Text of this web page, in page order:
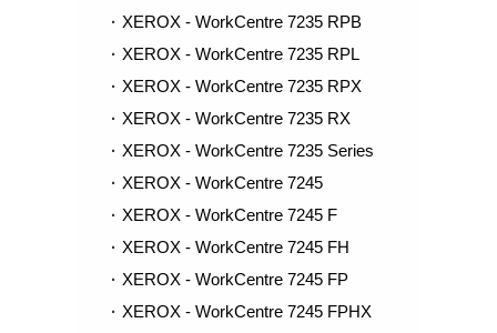
XEROX - WorkCentre 7235 RPB
XEROX - WorkCentre 7235 RPL
XEROX - WorkCentre 7235 RPX
XEROX - WorkCentre 7235 RX
XEROX - WorkCentre 7235 Series
XEROX - WorkCentre 7245
XEROX - WorkCentre 7245 F
XEROX - WorkCentre 7245 FH
XEROX - WorkCentre 7245 FP
XEROX - WorkCentre 7245 FPHX